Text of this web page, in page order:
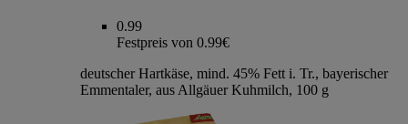
0.99
Festpreis von 0.99€
deutscher Hartkäse, mind. 45% Fett i. Tr., bayerischer
Emmentaler, aus Allgäuer Kuhmilch, 100 g